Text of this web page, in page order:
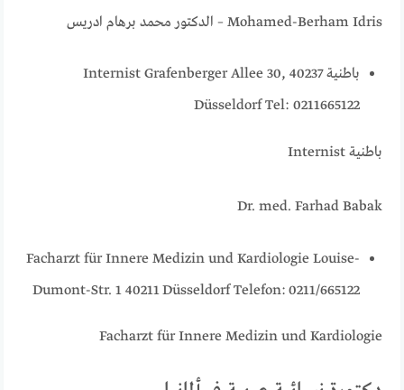
Mohamed-Berham Idris – الدكتور محمد برهام ادريس
باطنية Internist Grafenberger Allee 30, 40237
Düsseldorf Tel: 0211665122
باطنية Internist
Dr. med. Farhad Babak
Facharzt für Innere Medizin und Kardiologie Louise-
Dumont-Str. 1 40211 Düsseldorf Telefon: 0211/665122
Facharzt für Innere Medizin und Kardiologie